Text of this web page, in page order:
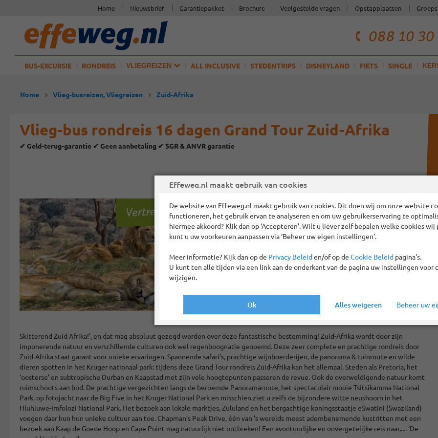
088 10
BUS-EXCURSIE RONDREIS VLIEGREIZEN ALL INCLUSIVE STEDENTRIPS DISNEYLAND FIETS SINGLE
Home Nieuwsbrief Garantiepakket Brochure Veelgestelde vragen Opstapplaatsen
Home Vlieg-busreizen, Vliegreizen Zuid-Afrika
Vlieg-bus rondreis 16 dagen Grand Tour Zuid-Afrika
✔ Geld-terug-garantie ✔ Geen aanbetaling ✔ SGR & ANVR garantie
Vertrekgaranties!
Skitterend Zuid Afrika!’, en dat mag absoluut gezegd worden over deze fantastische bestemming! Zuid-Afrika wordt door zijn
imponerende natuur en verschillende culturen ook wel regenboognatie genoemd. Deze zeer complete en prachtige rondreis door
Zuid-Afrika staat garant voor unieke ervaringen. Spannende safari’s, prachtige wijnboerderijen, de panorama & tuinroute en wilde
dieren spotten in het Kruger nationaal park: tijdens deze Grand Tour rondreis Zuid-Afrika kan het allemaal. Steden als Pretoria, het
‘oosterse’ en subtropische Durban en Kaapstad met zijn vele hoogtepunten passeren de revue. Ook de overweldigende natuur komt
ruimschoots aan bod. De prachtige vergezichten langs de beroemde Panoramaroute, het spectaculair mooie Tsitsikamma National
Park, op fotojacht naar de Big Five in het Kruger National Park en misschien ziet u zelfs de bijzondere witte neushoorn in het
Hluhluwe-Imfolozi National Park. Het bezoek aan lokale marktjes, Zululand en het bergachtige koningsstaatje eSwatini (Swaziland)
voegen daar hun hun unieke cultuur aan toe. Chapman’s Peak Drive, één van ’s werelds meest adembenemende kustritten met een
bezoek aan Kaap de Goede Hoop en Cape Point mag natuurlijk niet ontbreken! Een avontuurlijke en onvergetelijke reis naar,.... ‘De
Effeweg.nl maakt gebruik van cookies
De website van Effeweg.nl maakt gebruik van cookies. Dit doen wij om onze website
functioneren, het gebruik ervan te analyseren en om uw gebruikerservaring te
hiermee akkoord? Klik dan op ‘Accepteren’. Wilt u liever zelf bepalen welke cookies wij
kunt u uw voorkeuren aanpassen via ‘Beheer uw eigen instellingen’.
Meer informatie? Kijk dan op de Privacy Beleiden/of op de Cookie Beleid pagina's.
U kunt ten alle tijden via een link aan de onderkant van de pagina uw instellingen voor
wijzigen.
Beheer uw
Alles weigeren
Ok